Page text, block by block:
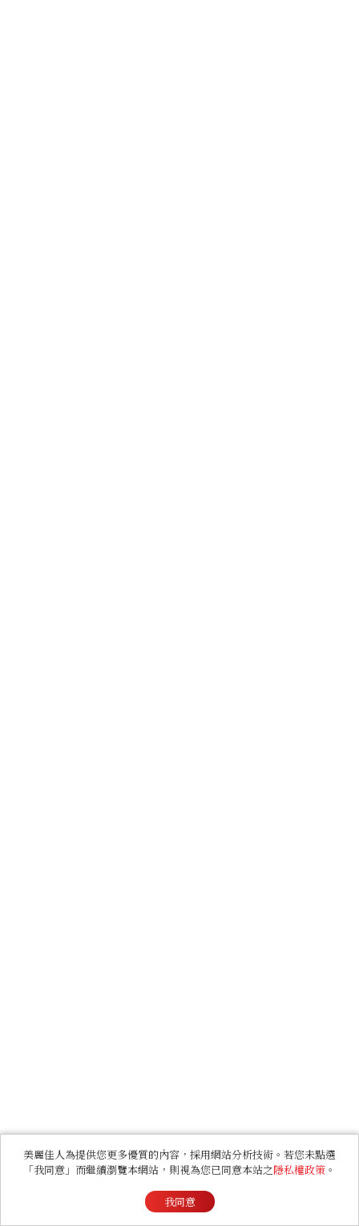
美麗佳人為提供您更多優質的內容，採用網站分析技術。若您未點選
「我同意」而繼續瀏覽本網站，則視為您已同意本站之隱私權政策 。
我同意